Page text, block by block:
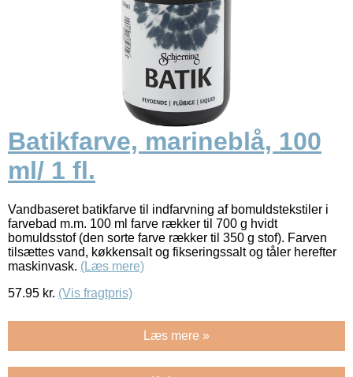
Batikfarve, marineblå, 100
ml/ 1 fl.
Vandbaseret batikfarve til indfarvning af bomuldstekstiler i
farvebad m.m. 100 ml farve rækker til 700 g hvidt
bomuldsstof (den sorte farve rækker til 350 g stof). Farven
tilsættes vand, køkkensalt og fikseringssalt og tåler herefter
maskinvask. (Læs mere)
57.95 kr. (Vis fragtpris)
Læs mere »